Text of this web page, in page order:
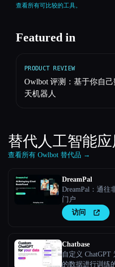
查看所有可比较的工具。
Featured in
PRODUCT REVIEW
Owlbot 评测：基于你自
天机器人
替代人工智能
查看所有 Owlbot 替代品 →
DreamPal
DreamPal：通往
门户
访问
Chatbase
自定义
的数据进行训练